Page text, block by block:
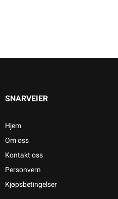
SNARVEIER
Hjem
Om oss
Kontakt oss
Personvern
Kjøpsbetingelser